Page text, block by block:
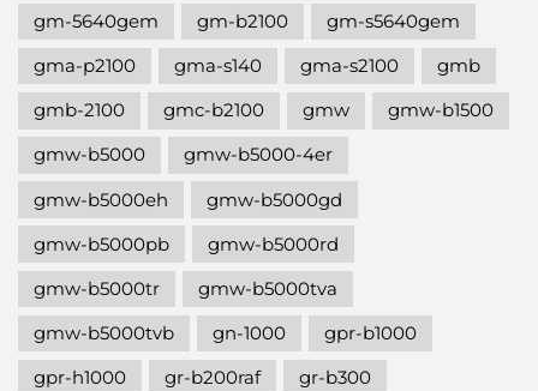
gm-5640gem
gm-b2100
gm-s5640gem
gma-p2100
gma-s140 gma-s2100
gmb
gmb-2100
gmc-b2100 gmw
gmw-b1500
gmw-b5000
gmw-b5000-4er
gmw-b5000eh
gmw-b5000gd
gmw-b5000pb
gmw-b5000rd
gmw-b5000tr
gmw-b5000tva
gmw-b5000tvb
gn-1000
gpr-b1000
gpr-h1000
gr-b200raf
gr-b300